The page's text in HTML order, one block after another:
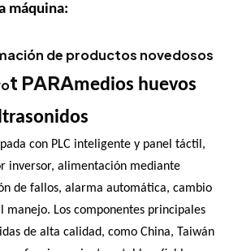
máquina:
de productos novedosos
t PARAmedios huevos
con PLC inteligente y panel táctil,
inversor, alimentación mediante
de fallos, alarma automática, cambio
manejo. Los componentes principales
de alta calidad, como China, Taiwán